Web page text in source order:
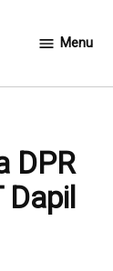
Menu
DPR